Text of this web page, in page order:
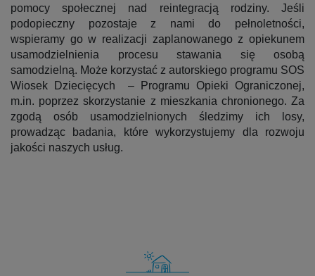
pomocy społecznej nad reintegracją rodziny. Jeśli
podopieczny pozostaje z nami do pełnoletności,
wspieramy go w realizacji zaplanowanego z opiekunem
usamodzielnienia procesu stawania się osobą
samodzielną. Może korzystać z autorskiego programu SOS
Wiosek Dziecięcych – Programu Opieki Ograniczonej,
m.in. poprzez skorzystanie z mieszkania chronionego. Za
zgodą osób usamodzielnionych śledzimy ich losy,
prowadząc badania, które wykorzystujemy dla rozwoju
jakości naszych usług.